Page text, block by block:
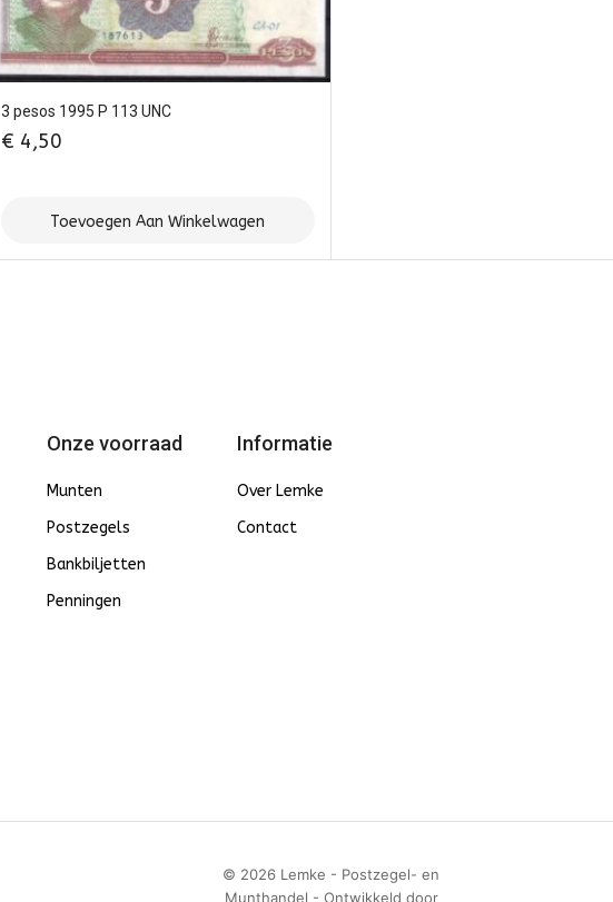
3 pesos 1995 P 113 UNC
€ 4,50
Toevoegen Aan Winkelwagen
Onze voorraad
Munten
Postzegels
Bankbiljetten
Penningen
Informatie
Over Lemke
Contact
© 2026 Lemke - Postzegel- en
Munthandel - Ontwikkeld door